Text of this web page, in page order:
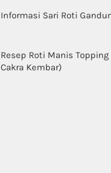
Informasi Sari Roti
Resep Roti Manis
Cakra Kembar)